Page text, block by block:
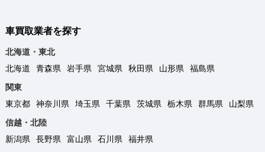
車買取業者を探す
北海道・東北
北海道
青森県 岩手県 宮城県 秋田県 山形県
福島県
関東
東京都
神奈川県 埼玉県 千葉県 茨城県 栃木県 群馬県
山梨県
信越・北陸
新潟県
長野県 富山県 石川県
福井県